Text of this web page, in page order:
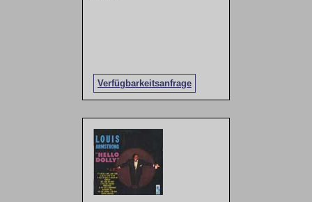
Verfügbarkeitsanfrage